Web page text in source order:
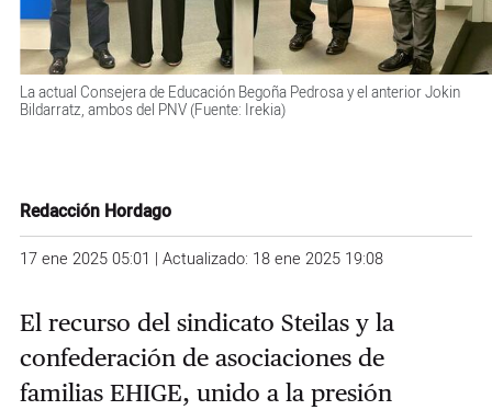
La actual Consejera de Educación Begoña Pedrosa y el anterior Jokin
Bildarratz, ambos del PNV (Fuente: Irekia)
Redacción Hordago
17 ene 2025 05:01 | Actualizado: 18 ene 2025 19:08
El recurso del sindicato Steilas y la
confederación de asociaciones de
familias EHIGE, unido a la presión